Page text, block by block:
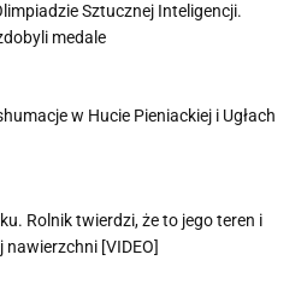
Sztucznej Inteligencji.
medale
w Hucie Pieniackiej i Ugłach
Rolnik twierdzi, że to jego teren i
[VIDEO]